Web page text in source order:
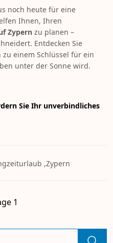
noch heute für eine
Ihnen, Ihren
Zypern zu planen –
Entdecken Sie
einem Schlüssel für ein
unter der Sonne wird.
Sie Ihr unverbindliches
,Zypern